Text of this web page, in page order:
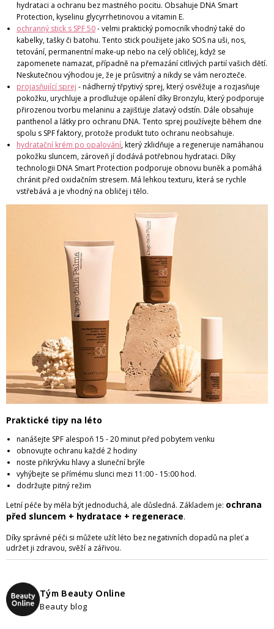
hydrataci a ochranu bez mastného pocitu. Obsahuje DNA Smart
Protection, kyselinu glycyrrhetinovou a vitamin E.
ochranný stick s SPF 50- velmi praktický pomocník vhodný také do
kabelky, tašky či batohu. Tento stick použijete jako SOS na uši, nos,
tetování, permanentní make-up nebo na celý obličej, když se
zapomenete namazat, případně na přemazání citlivých partií vašich dětí.
Neskutečnou výhodou je, že je průsvitný a nikdy se vám nerozteče.
projasňující sprej - nádherný třpytivý sprej, který osvěžuje a rozjasňuje
pokožku, urychluje a prodlužuje opálení díky Bronzylu, který podporuje
přirozenou tvorbu melaninu a zajišťuje zlatavý odstín. Dále obsahuje
panthenol a látky pro ochranu DNA. Tento sprej používejte během dne
spolu s SPF faktory, protože produkt tuto ochranu neobsahuje.
hydratační krém po opalování, který zklidňuje a regeneruje namáhanou
pokožku sluncem, zároveň jí dodává potřebnou hydrataci. Díky
technologii DNA Smart Protection podporuje obnovu buněk a pomáhá
chránit před oxidačním stresem. Má lehkou texturu, která se rychle
vstřebává a je vhodný na obličej i tělo.
Praktické tipy na léto
nanášejte SPF alespoň 15 - 20 minut před pobytem venku
obnovujte ochranu každé 2 hodiny
noste přikrývku hlavy a sluneční brýle
vyhýbejte se přímému slunci mezi 11:00 - 15:00 hod.
dodržujte pitný režim
Letní péče by měla být jednoduchá, ale důsledná. Základem je: ochrana
před sluncem + hydratace + regenerace.
Díky správné péči si můžete užít léto bez negativních dopadů na pleť a
udržet ji zdravou, svěží a zářivou.
Tým Beauty Online
Beauty blog